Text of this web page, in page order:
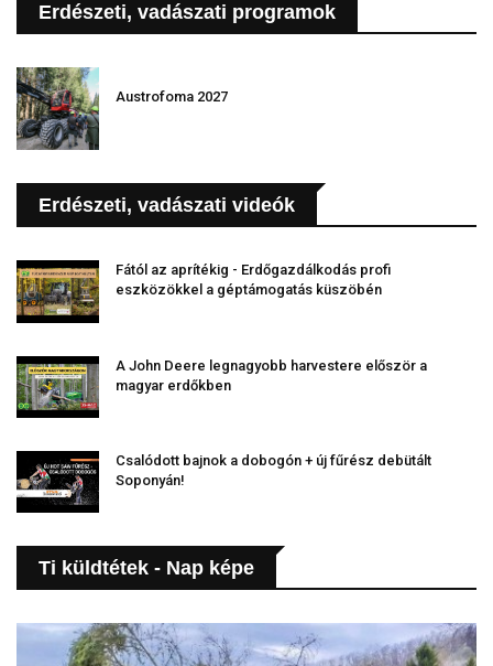
Erdészeti, vadászati programok
Austrofoma 2027
Erdészeti, vadászati videók
Fától az aprítékig - Erdőgazdálkodás profi
eszközökkel a géptámogatás küszöbén
A John Deere legnagyobb harvestere először a
magyar erdőkben
Csalódott bajnok a dobogón + új fűrész debütált
Soponyán!
Ti küldtétek - Nap képe